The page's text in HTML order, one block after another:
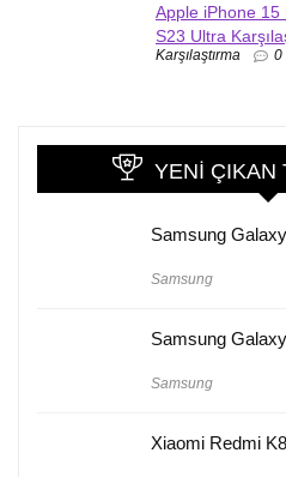
Apple iPhone 15
S23 Ultra
Karşılaştırma 0
YENI ÇIKAN
Samsung
Samsung
Samsung
Samsung
Xiaomi Redmi